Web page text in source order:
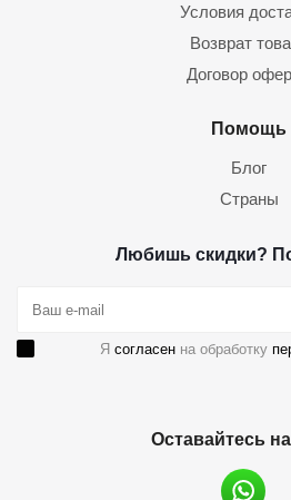
Условия
Возврат
Договор
Помощь
Блог
Страны
Любишь скидки?
Я согласен на обработку
Оставайтесь